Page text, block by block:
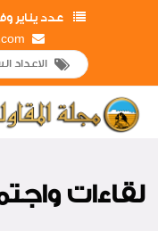
عدد يناير
لقاءات